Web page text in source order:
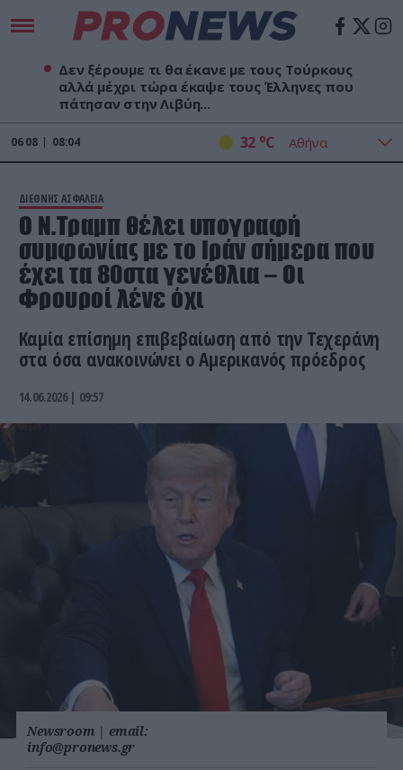
Δεν ξέρουμε τι θα έκανε με τους Τούρκους
αλλά μέχρι τώρα έκαψε τους Έλληνες που
πάτησαν στην Λιβύη...
06 08 08:04 32 oC
ΔΙΕΘΝΗΣ ΑΣΦΑΛΕΙΑ
Ο Ν.Τραμπ θέλει υπογραφή
συμφωνίας με το Ιράν σήμερα που
έχει τα 80στα γενέθλια – Οι
Φρουροί λένε όχι
Καμία επίσημη επιβεβαίωση από την Τεχεράνη
στα όσα ανακοινώνει ο Αμερικανός πρόεδρος
14.06.2026 | 09:57
Newsroom | email:
info@pronews.gr